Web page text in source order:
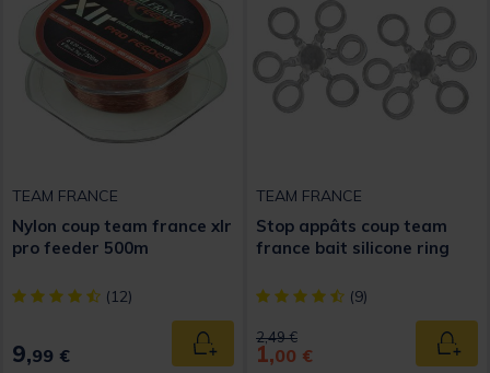
TEAM FRANCE
Nylon coup team france xlr
pro feeder 500m
[object Object] out of 5 Customer Rating
(12)
9,99 € Ajouter au panier
TEAM FRANCE
Stop appâts coup team
france bait silicone ring
[object Object] out of 5
(9)
Price reduced from
2,49 €to
1,00 €